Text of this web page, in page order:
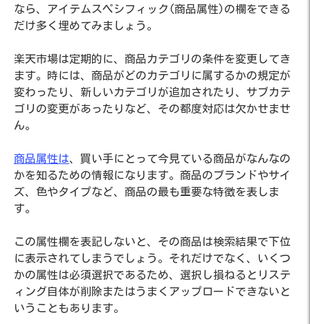
なら、アイテムスペシフィック(商品属性)の欄をできる
だけ多く埋めてみましょう。
楽天市場は定期的に、商品カテゴリの条件を変更してき
ます。時には、商品がどのカテゴリに属するかの規定が
変わったり、新しいカテゴリが追加されたり、サブカテ
ゴリの変更があったりなど、その都度対応は欠かせませ
ん。
商品属性は、買い手にとって今見ている商品がなんなの
かを知るための情報になります。商品のブランドやサイ
ズ、色やタイプなど、商品の最も重要な特徴を表しま
す。
この属性欄を表記しないと、その商品は検索結果で下位
に表示されてしまうでしょう。それだけでなく、いくつ
かの属性は必須選択であるため、選択し損ねるとリステ
ィング自体が削除またはうまくアップロードできないと
いうこともあります。